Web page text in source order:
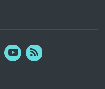
YouTubeRSS